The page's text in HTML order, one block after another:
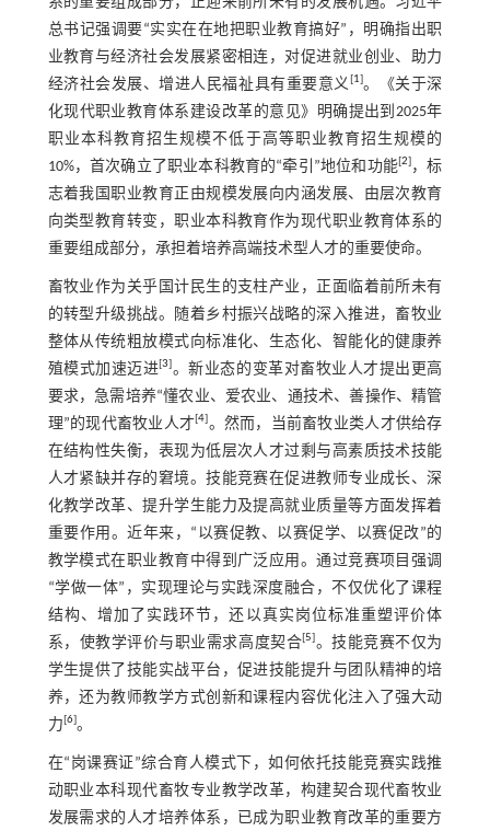
总书记强调要“实实在在地把职业教育搞好”，明确指出职
业教育与经济社会发展紧密相连，对促进就业创业、助力
经济社会发展、增进人民福祉具有重要意义 [1]。《关于深
化现代职业教育体系建设改革的意见》明确提出到2025年
职业本科教育招生规模不低于高等职业教育招生规模的
10%，首次确立了职业本科教育的“牵引”地位和功能[2] ，标
志着我国职业教育正由规模发展向内涵发展、由层次教育
向类型教育转变，职业本科教育作为现代职业教育体系的
重要组成部分，承担着培养高端技术型人才的重要使命。
畜牧业作为关乎国计民生的支柱产业，正面临着前所未有
的转型升级挑战。随着乡村振兴战略的深入推进，畜牧业
整体从传统粗放模式向标准化、生态化、智能化的健康养
殖模式加速迈进[3]。新业态的变革对畜牧业人才提出更高
要求，急需培养“懂农业、爱农业、通技术、善操作、精管
理”的现代畜牧业人才[4]。然而，当前畜牧业类人才供给存
在结构性失衡，表现为低层次人才过剩与高素质技术技能
人才紧缺并存的窘境。技能竞赛在促进教师专业成长、深
化教学改革、提升学生能力及提高就业质量等方面发挥着
重要作用。近年来，“以赛促教、以赛促学、以赛促改”的
教学模式在职业教育中得到广泛应用。通过竞赛项目强调
“学做一体”，实现理论与实践深度融合，不仅优化了课程
结构、增加了实践环节，还以真实岗位标准重塑评价体
系，使教学评价与职业需求高度契合[5]。技能竞赛不仅为
学生提供了技能实战平台，促进技能提升与团队精神的培
养，还为教师教学方式创新和课程内容优化注入了强大动
力[6]。
在“岗课赛证”综合育人模式下，如何依托技能竞赛实践推
动职业本科现代畜牧专业教学改革，构建契合现代畜牧业
发展需求的人才培养体系，已成为职业教育改革的重要方